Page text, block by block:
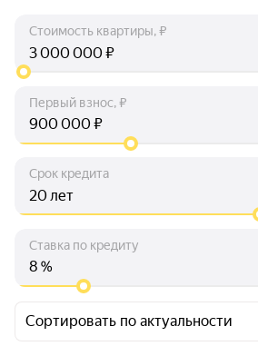
Стоимость квартиры, ₽
₽
Первый взнос, ₽
₽
Срок кредита
лет
Ставка по кредиту
%
Сортировать по актуальности